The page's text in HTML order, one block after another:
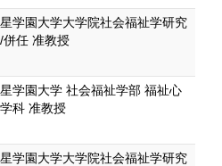
学園大学大学院社会福祉学研究
併任 准教授
学園大学 社会福祉学部 福祉心
科 准教授
学園大学大学院社会福祉学研究